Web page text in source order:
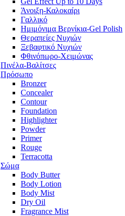
Άνοιξη-Καλοκαίρι
Γαλλικό
Ημιμόνιμα Βερνίκια-Gel Polish
Θεραπείες Νυχιών
Ξεβαφτικό Νυχιών
Φθινόπωρο-Χειμώνας
Πινέλα-Βαλίτσες
Πρόσωπο
Bronzer
Concealer
Contour
Foundation
Highlighter
Powder
Primer
Rouge
Terracotta
Σώμα
Body Butter
Body Lotion
Body Mist
Dry Oil
Fragrance Mist